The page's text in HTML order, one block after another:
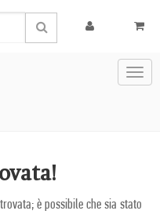
è possibile che sia stato